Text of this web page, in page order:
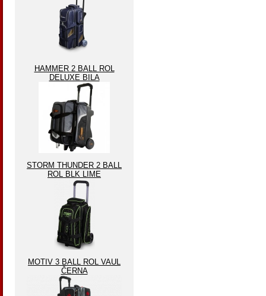
HAMMER 2 BALL ROL
DELUXE BILA
STORM THUNDER 2 BALL
ROL BLK LIME
MOTIV 3 BALL ROL VAUL
ČERNA